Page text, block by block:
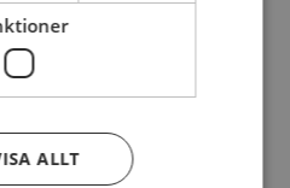
och lönehantering
ALLT